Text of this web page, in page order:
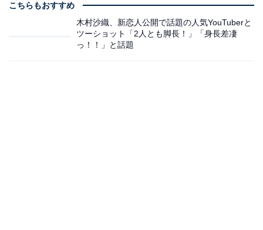
こちらもおすすめ
木村沙織、新恋人公開で話題の人気YouTuberと
ツーショット「2人とも脚長！」「身長差凄
っ！！」と話題